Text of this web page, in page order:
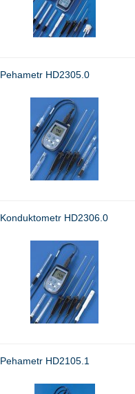
Pehametr HD2305.0
Konduktometr HD2306.0
Pehametr HD2105.1